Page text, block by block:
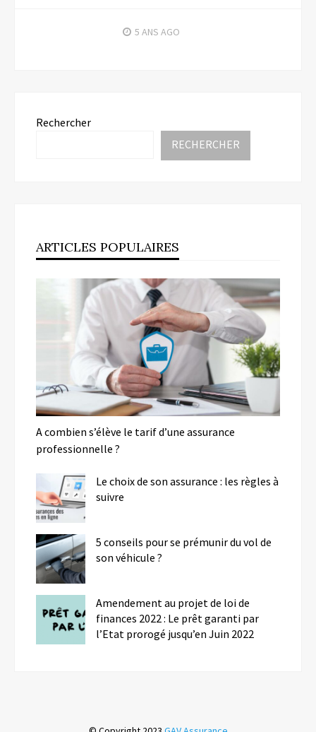
5 ANS AGO
Rechercher
RECHERCHER
ARTICLES POPULAIRES
A combien s’élève le tarif d’une assurance
professionnelle ?
Le choix de son assurance : les règles à
suivre
5 conseils pour se prémunir du vol de
son véhicule ?
Amendement au projet de loi de
finances 2022 : Le prêt garanti par
l’Etat prorogé jusqu’en Juin 2022